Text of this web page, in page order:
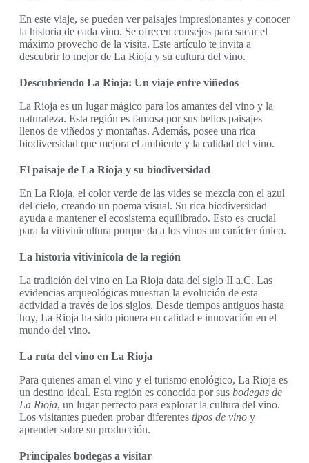
En este viaje, se pueden ver paisajes impresionantes y conocer
la historia de cada vino. Se ofrecen consejos para sacar el
máximo provecho de la visita. Este artículo te invita a
descubrir lo mejor de La Rioja y su cultura del vino.
Descubriendo La Rioja: Un viaje entre viñedos
La Rioja es un lugar mágico para los amantes del vino y la
naturaleza. Esta región es famosa por sus bellos paisajes
llenos de viñedos y montañas. Además, posee una rica
biodiversidad que mejora el ambiente y la calidad del vino.
El paisaje de La Rioja y su biodiversidad
En La Rioja, el color verde de las vides se mezcla con el azul
del cielo, creando un poema visual. Su rica biodiversidad
ayuda a mantener el ecosistema equilibrado. Esto es crucial
para la vitivinicultura porque da a los vinos un carácter único.
La historia vitivinícola de la región
La tradición del vino en La Rioja data del siglo II a.C. Las
evidencias arqueológicas muestran la evolución de esta
actividad a través de los siglos. Desde tiempos antiguos hasta
hoy, La Rioja ha sido pionera en calidad e innovación en el
mundo del vino.
La ruta del vino en La Rioja
Para quienes aman el vino y el turismo enológico, La Rioja es
un destino ideal. Esta región es conocida por sus bodegas de
La Rioja, un lugar perfecto para explorar la cultura del vino.
Los visitantes pueden probar diferentes tipos de vino y
aprender sobre su producción.
Principales bodegas a visitar